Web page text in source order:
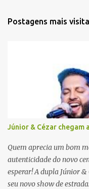
Postagens mais
Júnior & Cézar chegam
Quem aprecia um bom
autenticidade do novo
esperar! A dupla Júnior
seu novo show de